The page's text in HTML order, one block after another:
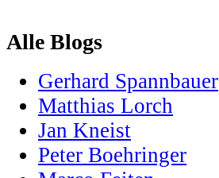
Alle Blogs
Gerhard Spannbauer
Matthias Lorch
Jan Kneist
Peter Boehringer